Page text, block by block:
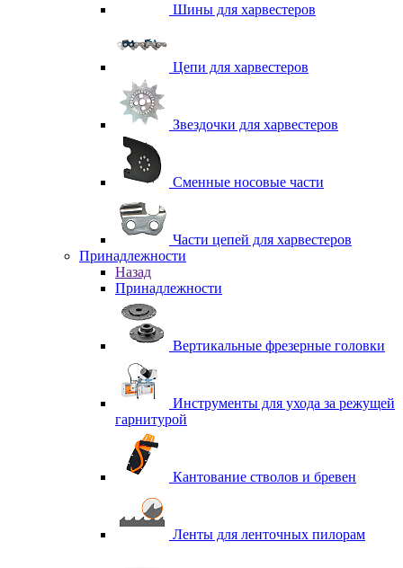
Шины для харвестеров
Цепи для харвестеров
Звездочки для харвестеров
Сменные носовые части
Части цепей для харвестеров
Принадлежности
Назад
Принадлежности
Вертикальные фрезерные головки
Инструменты для ухода за режущей
гарнитурой
Кантование стволов и бревен
Ленты для ленточных пилорам